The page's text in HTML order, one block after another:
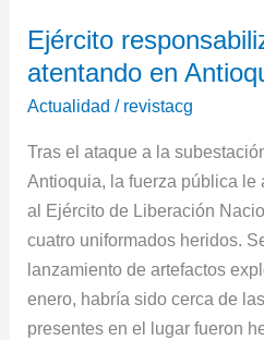
Ejército
atentando en
Actualidad / revistacg
Tras el ataque a la
Antioquia, la fuerza pública le
al Ejército de Liberación
cuatro uniformados heridos.
lanzamiento de artefactos
enero, habría sido cerca de
presentes en el lugar fueron
responsabiliza
a
ELN
atentando
en
Antioquia